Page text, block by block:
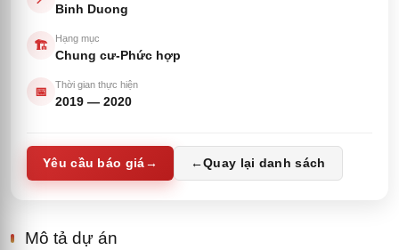
Binh Duong
🏗️ Hạng mục
Chung cư-Phức hợp
📅 Thời gian thực hiện
2019 — 2020
Yêu cầu báo giá → ←Quay lại danh sách
Mô tả dự án